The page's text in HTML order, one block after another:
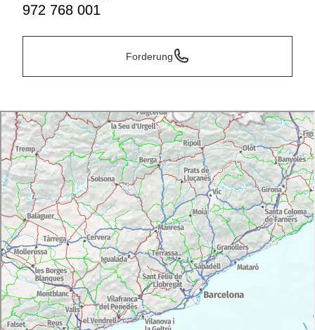
972 768 001
Forderung